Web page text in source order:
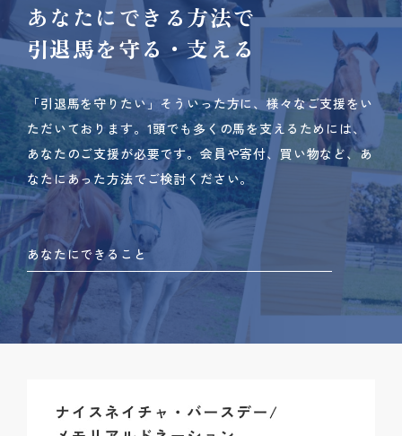
あなたにできる方法で
引退馬を守る・支える
「引退馬を守りたい」そういった方に、様々なご支援をい
ただいております。 1頭でも多くの馬を支えるためには、
あなたのご支援が必要です。 会員や寄付、買い物など、あ
なたにあった方法でご検討ください。
あなたにできること